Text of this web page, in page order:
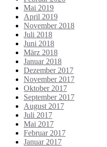
Mai 2019
April 2019
November 2018
Juli 2018
Juni 2018
März 2018
Januar 2018
Dezember 2017
November 2017
Oktober 2017
September 2017
August 2017
Juli 2017
Mai 2017
Februar 2017
Januar 2017